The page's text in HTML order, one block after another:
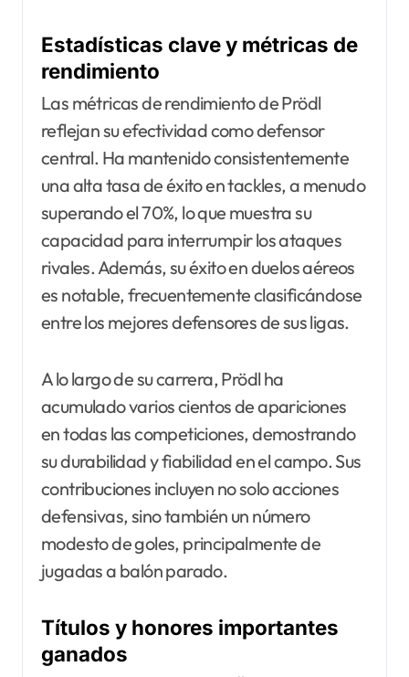
Estadísticas clave y métricas de
rendimiento
Las métricas de rendimiento de Prödl
reflejan su efectividad como defensor
central. Ha mantenido consistentemente
una alta tasa de éxito en tackles, a menudo
superando el 70%, lo que muestra su
capacidad para interrumpir los ataques
rivales. Además, su éxito en duelos aéreos
es notable, frecuentemente clasificándose
entre los mejores defensores de sus ligas.
A lo largo de su carrera, Prödl ha
acumulado varios cientos de apariciones
en todas las competiciones, demostrando
su durabilidad y fiabilidad en el campo. Sus
contribuciones incluyen no solo acciones
defensivas, sino también un número
modesto de goles, principalmente de
jugadas a balón parado.
Títulos y honores importantes
ganados